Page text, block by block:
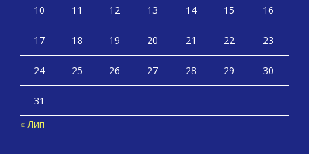
10 11 12 13 14 15 16
17 18 19 20 21 22 23
24 25 26 27 28 29 30
31
« Лип